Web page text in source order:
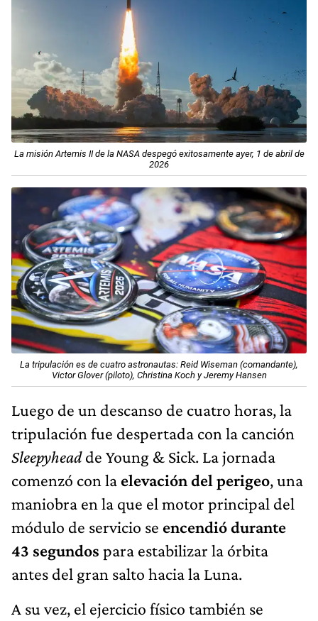
La misión Artemis II de la NASA despegó exitosamente ayer, 1 de abril de
2026
La tripulación es de cuatro astronautas: Reid Wiseman (comandante),
Victor Glover (piloto), Christina Koch y Jeremy Hansen
Luego de un descanso de cuatro horas, la
tripulación fue despertada con la canción
Sleepyheadde Young & Sick. La jornada
comenzó con la elevación del perigeo, una
maniobra en la que el motor principal del
módulo de servicio se encendió durante
43 segundos para estabilizar la órbita
antes del gran salto hacia la Luna.
A su vez, el ejercicio físico también se